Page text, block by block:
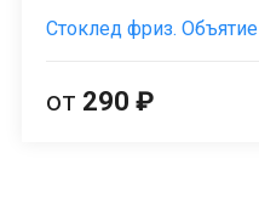
Стоклед фриз. Объятие
от 290 ₽